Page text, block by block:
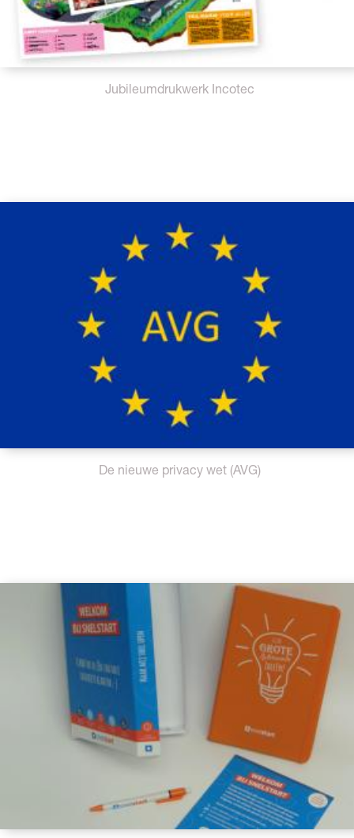
Jubileumdrukwerk Incotec
De nieuwe privacy wet (AVG)